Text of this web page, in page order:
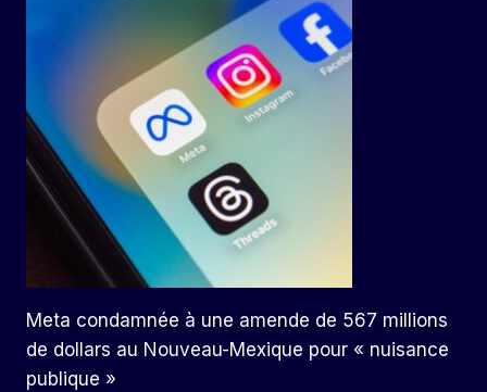
Meta condamnée à une amende de 567 millions
de dollars au Nouveau-Mexique pour « nuisance
publique »